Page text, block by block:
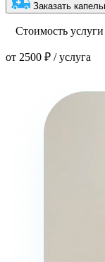
Заказать
Стоимость услуги
от 2500 ₽ / услуга